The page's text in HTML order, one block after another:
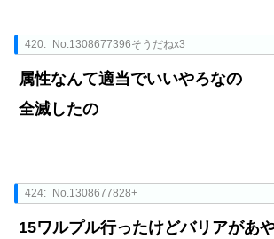
420: No.1308677396そうだねx3
属性なんて適当でいいやろなの
全滅したの
424: No.1308677828+
15ワルプル行ったけどバリアがあ